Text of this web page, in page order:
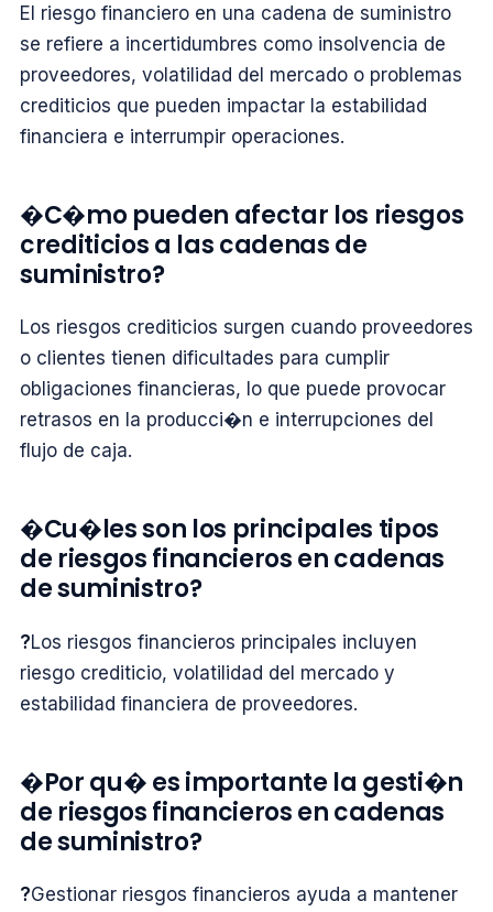
El riesgo financiero en una cadena de suministro
se refiere a incertidumbres como insolvencia de
proveedores, volatilidad del mercado o problemas
crediticios que pueden impactar la estabilidad
financiera e interrumpir operaciones.
�C�mo pueden afectar los riesgos
crediticios a las cadenas de
suministro?
Los riesgos crediticios surgen cuando proveedores
o clientes tienen dificultades para cumplir
obligaciones financieras, lo que puede provocar
retrasos en la producci�n e interrupciones del
flujo de caja.
�Cu�les son los principales tipos
de riesgos financieros en cadenas
de suministro?
?Los riesgos financieros principales incluyen
riesgo crediticio, volatilidad del mercado y
estabilidad financiera de proveedores.
�Por qu� es importante la gesti�n
de riesgos financieros en cadenas
de suministro?
?Gestionar riesgos financieros ayuda a mantener